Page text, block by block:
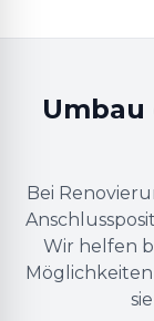
Bei
Wir helfen
Möglichkeiten